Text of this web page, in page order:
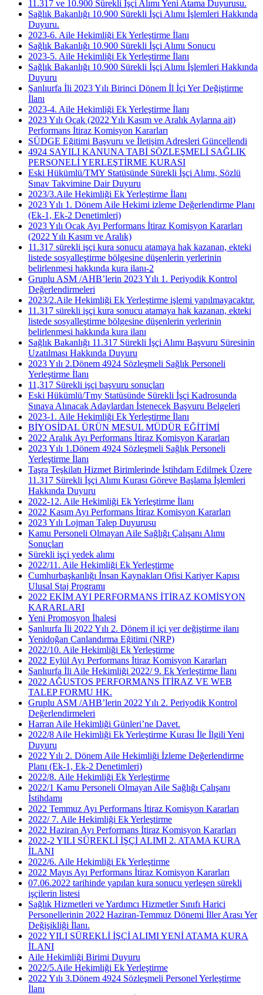
11.317 ve 10.900 Sürekli İşçi Alımı Yeni Atama Duyurusu.
Sağlık Bakanlığı 10.900 Sürekli İşçi Alımı İşlemleri Hakkında
Duyuru.
2023-6. Aile Hekimliği Ek Yerleştirme İlanı
Sağlık Bakanlığı 10.900 Sürekli İşçi Alımı Sonucu
2023-5. Aile Hekimliği Ek Yerleştirme İlanı
Sağlık Bakanlığı 10.900 Sürekli İşçi Alımı İşlemleri Hakkında
Duyuru
Şanlıurfa İli 2023 Yılı Birinci Dönem İl İçi Yer Değiştirme
İlanı
2023-4. Aile Hekimliği Ek Yerleştirme İlanı
2023 Yılı Ocak (2022 Yılı Kasım ve Aralık Aylarına ait)
Performans İtiraz Komisyon Kararları
SÜDGE Eğitimi Başvuru ve İletişim Adresleri Güncellendi
4924 SAYILI KANUNA TABİ SÖZLEŞMELİ SAĞLIK
PERSONELİ YERLEŞTİRME KURASI
Eski Hükümlü/TMY Statüsünde Sürekli İşçi Alımı, Sözlü
Sınav Takvimine Dair Duyuru
2023/3.Aile Hekimliği Ek Yerleştirme İlanı
2023 Yılı 1. Dönem Aile Hekimi izleme Değerlendirme Planı
(Ek-1, Ek-2 Denetimleri)
2023 Yılı Ocak Ayı Performans İtiraz Komisyon Kararları
(2022 Yılı Kasım ve Aralık)
11.317 sürekli işçi kura sonucu atamaya hak kazanan, ekteki
listede sosyalleştirme bölgesine düşenlerin yerlerinin
belirlenmesi hakkında kura ilanı-2
Gruplu ASM /AHB’lerin 2023 Yılı 1. Periyodik Kontrol
Değerlendirmeleri
2023/2.Aile Hekimliği Ek Yerleştirme işlemi yapılmayacaktır.
11.317 sürekli işçi kura sonucu atamaya hak kazanan, ekteki
listede sosyalleştirme bölgesine düşenlerin yerlerinin
belirlenmesi hakkında kura ilanı
Sağlık Bakanlığı 11.317 Sürekli İşçi Alımı Başvuru Süresinin
Uzatılması Hakkında Duyuru
2023 Yılı 2.Dönem 4924 Sözleşmeli Sağlık Personeli
Yerleştirme İlanı
11,317 Sürekli işçi başvuru sonuçları
Eski Hükümlü/Tmy Statüsünde Sürekli İşçi Kadrosunda
Sınava Alınacak Adaylardan İstenecek Başvuru Belgeleri
2023-1. Aile Hekimliği Ek Yerleştirme İlanı
BİYOSİDAL ÜRÜN MESUL MÜDÜR EĞİTİMİ
2022 Aralık Ayı Performans İtiraz Komisyon Kararları
2023 Yılı 1.Dönem 4924 Sözleşmeli Sağlık Personeli
Yerleştirme İlanı
Taşra Teşkilatı Hizmet Birimlerinde İstihdam Edilmek Üzere
11.317 Sürekli İşçi Alımı Kurası Göreve Başlama İşlemleri
Hakkında Duyuru
2022-12. Aile Hekimliği Ek Yerleştirme İlanı
2022 Kasım Ayı Performans İtiraz Komisyon Kararları
2023 Yılı Lojman Talep Duyurusu
Kamu Personeli Olmayan Aile Sağlığı Çalışanı Alımı
Sonuçları
Sürekli işçi yedek alımı
2022/11. Aile Hekimliği Ek Yerleştirme
Cumhurbaşkanlığı İnsan Kaynakları Ofisi Kariyer Kapısı
Ulusal Staj Programı
2022 EKİM AYI PERFORMANS İTİRAZ KOMİSYON
KARARLARI
Yeni Promosyon İhalesi
Şanlıurfa İli 2022 Yılı 2. Dönem il içi yer değiştirme ilanı
Yenidoğan Canlandırma Eğitimi (NRP)
2022/10. Aile Hekimliği Ek Yerleştirme
2022 Eylül Ayı Performans İtiraz Komisyon Kararları
Şanlıurfa İli Aile Hekimliği 2022/ 9. Ek Yerleştirme İlanı
2022 AĞUSTOS PERFORMANS İTİRAZ VE WEB
TALEP FORMU HK.
Gruplu ASM /AHB’lerin 2022 Yılı 2. Periyodik Kontrol
Değerlendirmeleri
Harran Aile Hekimliği Günleri’ne Davet.
2022/8 Aile Hekimliği Ek Yerleştirme Kurası İle İlgili Yeni
Duyuru
2022 Yılı 2. Dönem Aile Hekimliği İzleme Değerlendirme
Planı (Ek-1, Ek-2 Denetimleri)
2022/8. Aile Hekimliği Ek Yerleştirme
2022/1 Kamu Personeli Olmayan Aile Sağlığı Çalışanı
İstihdamı
2022 Temmuz Ayı Performans İtiraz Komisyon Kararları
2022/ 7. Aile Hekimliği Ek Yerleştirme
2022 Haziran Ayı Performans İtiraz Komisyon Kararları
2022-2 YILI SÜREKLİ İŞÇİ ALIMI 2. ATAMA KURA
İLANI
2022/6. Aile Hekimliği Ek Yerleştirme
2022 Mayıs Ayı Performans İtiraz Komisyon Kararları
07.06.2022 tarihinde yapılan kura sonucu yerleşen sürekli
işçilerin listesi
Sağlık Hizmetleri ve Yardımcı Hizmetler Sınıfı Harici
Personellerinin 2022 Haziran-Temmuz Dönemi İller Arası Yer
Değişikliği İlanı.
2022 YILI SÜREKLİ İŞÇİ ALIMI YENİ ATAMA KURA
İLANI
Aile Hekimliği Birimi Duyuru
2022/5.Aile Hekimliği Ek Yerleştirme
2022 Yılı 3.Dönem 4924 Sözleşmeli Personel Yerleştirme
İlanı